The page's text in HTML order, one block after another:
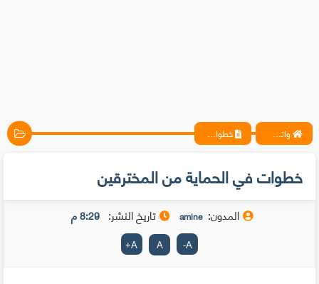
واتس آب ، فيسبوك ، أنترنت ، شروحات تقنية حصرية - المحترف خطوات في الحماية من المخترقين
خطوات في الحماية من المخترقين
المدون: amine تاريخ النشر: 8:29 م
A
-
A
A
+